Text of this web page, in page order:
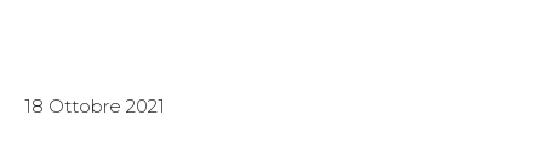
18 Ottobre 2021